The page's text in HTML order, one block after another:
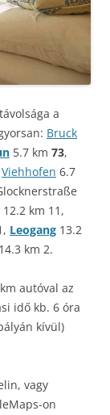
a
Bruck
5.7 km 73,
Viehhofen 6.7
12.2 km 11,
Leogang 13.2
km 2.
autóval az
idő kb. 6 óra
kívül)
vagy
on